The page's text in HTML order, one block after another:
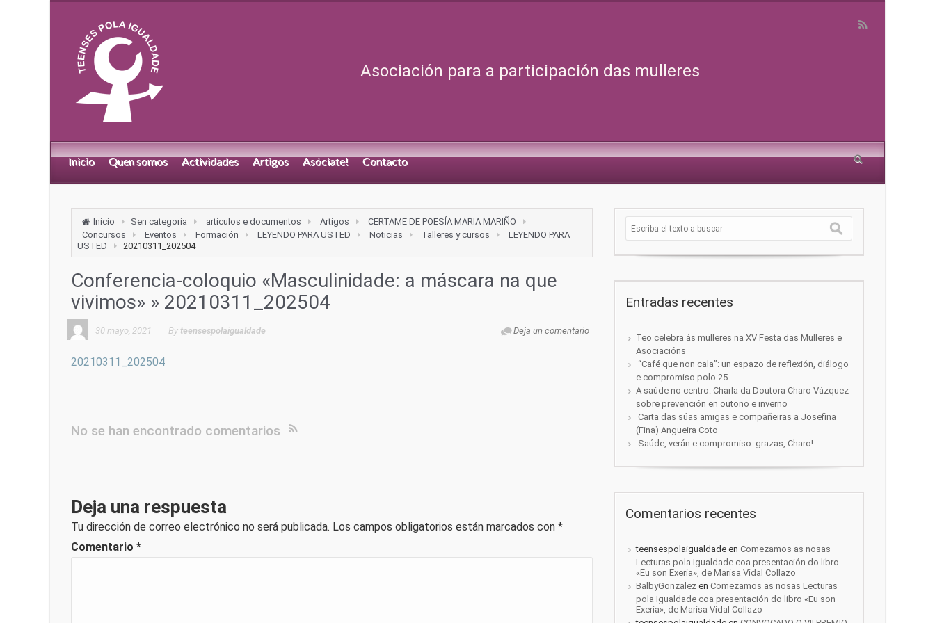
Asociación para a participación das mulleres
Inicio Quen somos Actividades Artigos Asóciate! Contacto
Inicio Sen categoría articulos e documentos Artigos
CERTAME DE POESÍA MARIA MARIÑO
Concursos
Eventos Formación LEYENDO PARA USTED Noticias Talleres y cursos
LEYENDO PARA
USTED
20210311_202504
Conferencia-coloquio «Masculinidade: a máscara na que
vivimos» » 20210311_202504
30 mayo, 2021 Deja un comentario
By teensespolaigualdade
20210311_202504
No se han encontrado comentarios
Deja una respuesta
Tu dirección de correo electrónico no será publicada. Los campos obligatorios están marcados con *
Comentario *
Entradas recentes
Teo celebra ás mulleres na XV Festa das Mulleres e
Asociacións
“Café que non cala”: un espazo de reflexión, diálogo
e compromiso polo 25
A saúde no centro: Charla da Doutora Charo Vázquez
sobre prevención en outono e inverno
Carta das súas amigas e compañeiras a Josefina
(Fina) Angueira Coto
Saúde, verán e compromiso: grazas, Charo!
Comentarios recentes
teensespolaigualdade en Comezamos as nosas
Lecturas pola Igualdade coa presentación do libro
«Eu son Exeria», de Marisa Vidal Collazo
BalbyGonzalez en Comezamos as nosas Lecturas
pola Igualdade coa presentación do libro «Eu son
Exeria», de Marisa Vidal Collazo